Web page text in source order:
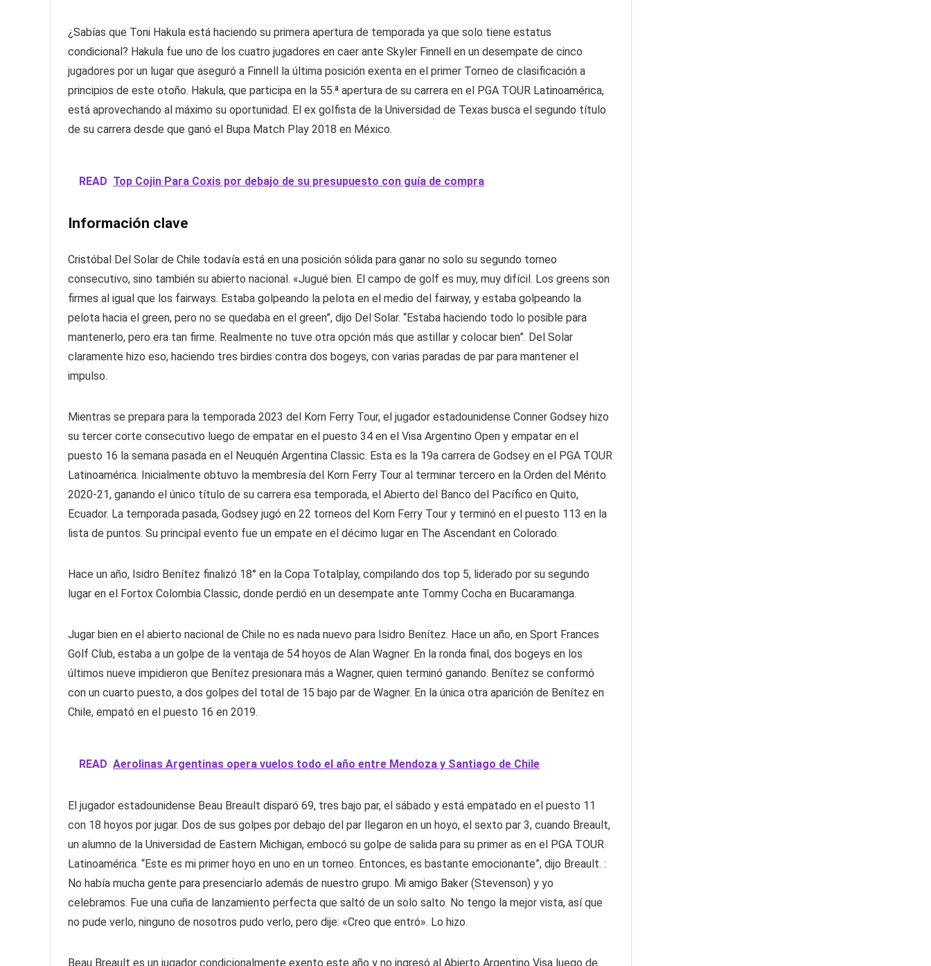
¿Sabías que Toni Hakula está haciendo su primera apertura de temporada ya que solo tiene estatus
condicional? Hakula fue uno de los cuatro jugadores en caer ante Skyler Finnell en un desempate de cinco
jugadores por un lugar que aseguró a Finnell la última posición exenta en el primer Torneo de clasificación a
principios de este otoño. Hakula, que participa en la 55.ª apertura de su carrera en el PGA TOUR Latinoamérica,
está aprovechando al máximo su oportunidad. El ex golfista de la Universidad de Texas busca el segundo título
de su carrera desde que ganó el Bupa Match Play 2018 en México.
READ Top Cojin Para Coxis por debajo de su presupuesto con guía de compra
Información clave
Cristóbal Del Solar de Chile todavía está en una posición sólida para ganar no solo su segundo torneo
consecutivo, sino también su abierto nacional. «Jugué bien. El campo de golf es muy, muy difícil. Los greens son
firmes al igual que los fairways. Estaba golpeando la pelota en el medio del fairway, y estaba golpeando la
pelota hacia el green, pero no se quedaba en el green”, dijo Del Solar. “Estaba haciendo todo lo posible para
mantenerlo, pero era tan firme. Realmente no tuve otra opción más que astillar y colocar bien”. Del Solar
claramente hizo eso, haciendo tres birdies contra dos bogeys, con varias paradas de par para mantener el
impulso.
Mientras se prepara para la temporada 2023 del Korn Ferry Tour, el jugador estadounidense Conner Godsey hizo
su tercer corte consecutivo luego de empatar en el puesto 34 en el Visa Argentino Open y empatar en el
puesto 16 la semana pasada en el Neuquén Argentina Classic. Esta es la 19a carrera de Godsey en el PGA TOUR
Latinoamérica. Inicialmente obtuvo la membresía del Korn Ferry Tour al terminar tercero en la Orden del Mérito
2020-21, ganando el único título de su carrera esa temporada, el Abierto del Banco del Pacífico en Quito,
Ecuador. La temporada pasada, Godsey jugó en 22 torneos del Korn Ferry Tour y terminó en el puesto 113 en la
lista de puntos. Su principal evento fue un empate en el décimo lugar en The Ascendant en Colorado.
Hace un año, Isidro Benítez finalizó 18° en la Copa Totalplay, compilando dos top 5, liderado por su segundo
lugar en el Fortox Colombia Classic, donde perdió en un desempate ante Tommy Cocha en Bucaramanga.
Jugar bien en el abierto nacional de Chile no es nada nuevo para Isidro Benítez. Hace un año, en Sport Frances
Golf Club, estaba a un golpe de la ventaja de 54 hoyos de Alan Wagner. En la ronda final, dos bogeys en los
últimos nueve impidieron que Benítez presionara más a Wagner, quien terminó ganando. Benítez se conformó
con un cuarto puesto, a dos golpes del total de 15 bajo par de Wagner. En la única otra aparición de Benítez en
Chile, empató en el puesto 16 en 2019.
READ Aerolinas Argentinas opera vuelos todo el año entre Mendoza y Santiago de Chile
El jugador estadounidense Beau Breault disparó 69, tres bajo par, el sábado y está empatado en el puesto 11
con 18 hoyos por jugar. Dos de sus golpes por debajo del par llegaron en un hoyo, el sexto par 3, cuando Breault,
un alumno de la Universidad de Eastern Michigan, embocó su golpe de salida para su primer as en el PGA TOUR
Latinoamérica. “Este es mi primer hoyo en uno en un torneo. Entonces, es bastante emocionante”, dijo Breault. :
No había mucha gente para presenciarlo además de nuestro grupo. Mi amigo Baker (Stevenson) y yo
celebramos. Fue una cuña de lanzamiento perfecta que saltó de un solo salto. No tengo la mejor vista, así que
no pude verlo, ninguno de nosotros pudo verlo, pero dije: «Creo que entró». Lo hizo.
Beau Breault es un jugador condicionalmente exento este año y no ingresó al Abierto Argentino Visa luego de